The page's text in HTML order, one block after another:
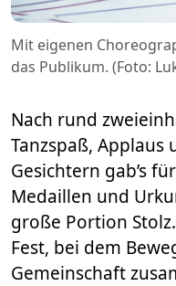
Mit eigenen
das Publikum. (Foto:
Nach rund
Tanzspaß, Applaus
Gesichtern gab’s
Medaillen und
große Portion
Fest, bei dem
Gemeinschaft